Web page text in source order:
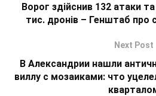
Ворог здійснив 132 атаки
тис. дронів – Генштаб про
Next Post
В Александрии нашли
виллу с мозаиками: что